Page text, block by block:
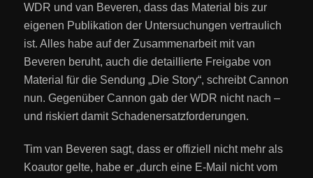
WDR und van Beveren, dass das Material bis zur
eigenen Publikation der Untersuchungen vertraulich
ist. Alles habe auf der Zusammenarbeit mit van
Beveren beruht, auch die detaillierte Freigabe von
Material für die Sendung „Die Story“, schreibt Cannon
nun. Gegenüber Cannon gab der WDR nicht nach –
und riskiert damit Schadenersatzforderungen.
Tim van Beveren sagt, dass er offiziell nicht mehr als
Koautor gelte, habe er „durch eine E-Mail nicht vom